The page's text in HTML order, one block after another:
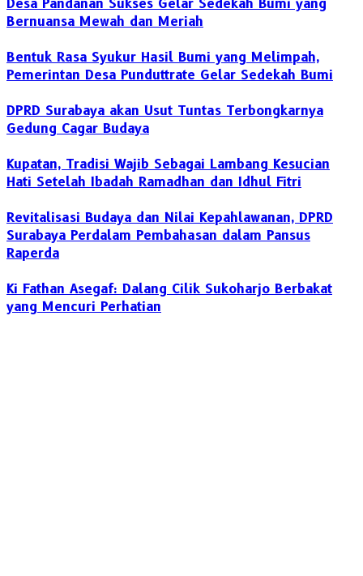
Desa Pandanan Sukses Gelar Sedekah Bumi yang
Bernuansa Mewah dan Meriah
Bentuk Rasa Syukur Hasil Bumi yang Melimpah,
Pemerintan Desa Punduttrate Gelar Sedekah Bumi
DPRD Surabaya akan Usut Tuntas Terbongkarnya
Gedung Cagar Budaya
Kupatan, Tradisi Wajib Sebagai Lambang Kesucian
Hati Setelah Ibadah Ramadhan dan Idhul Fitri
Revitalisasi Budaya dan Nilai Kepahlawanan, DPRD
Surabaya Perdalam Pembahasan dalam Pansus
Raperda
Ki Fathan Asegaf: Dalang Cilik Sukoharjo Berbakat
yang Mencuri Perhatian